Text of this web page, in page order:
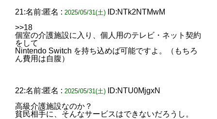
21:名前:匿名 : 2025/05/31(土)
ID:NTk2NTMwM
>>18
個室の介護施設に入り、個人用のテレビ・ネット契約
をして
Nintendo Switch を持ち込めば可能ですよ。（もちろ
ん費用は自腹）
22:名前:匿名 : 2025/05/31(土)
ID:NTU0MjgxN
高級介護施設なのか？
貧民相手に、そんなサービスはできないだろうし。